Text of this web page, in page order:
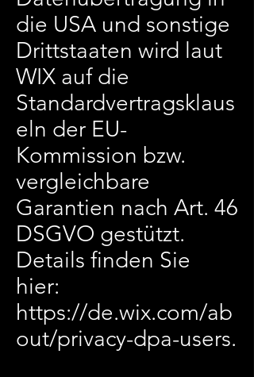
die USA und sonstige
Drittstaaten wird laut
WIX auf die
Standardvertragsklaus
eln der EU-
Kommission bzw.
vergleichbare
Garantien nach Art. 46
DSGVO gestützt.
Details finden Sie
hier:
https://de.wix.com/ab
out/privacy-dpa-users.